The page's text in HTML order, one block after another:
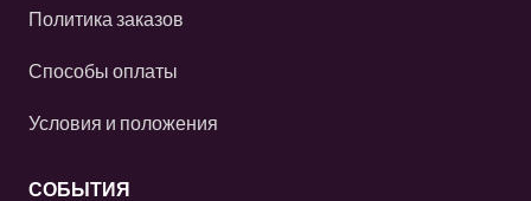
Политика заказов
Способы оплаты
Условия и положения
СОБЫТИЯ